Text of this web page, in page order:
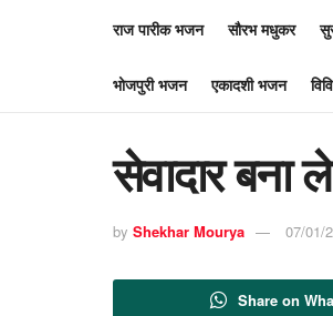
राज पारीक भजन सौरभ मधुकर
भोजपुरी भजन एकादशी भजन
सेवादार बना
by Shekhar Mourya 07/01/
Share on